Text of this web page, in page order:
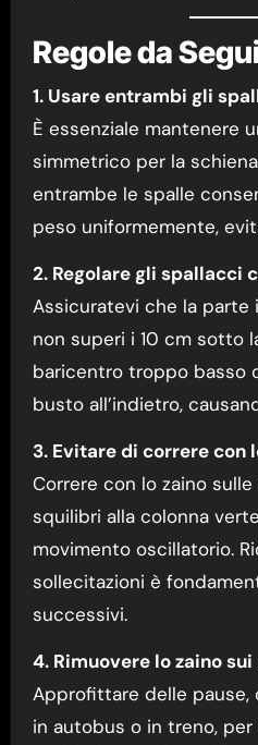
Regole da
1. Usare entrambi gli
È essenziale mantenere
simmetrico per la
entrambe le spalle
peso uniformemente,
2. Regolare gli spallacci
Assicuratevi che la parte
non superi i 10 cm sotto
baricentro troppo basso
busto all’indietro,
3. Evitare di correre con
Correre con lo zaino
squilibri alla colonna
movimento oscillatorio.
sollecitazioni è
successivi.
4. Rimuovere lo zaino
Approfittare delle pause,
in autobus o in treno,